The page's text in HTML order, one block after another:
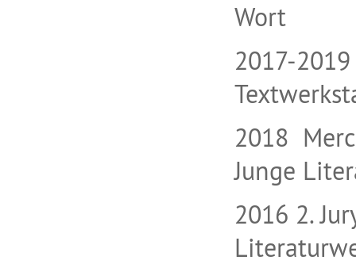
Wort
2017-
2018
Junge
2016 2.